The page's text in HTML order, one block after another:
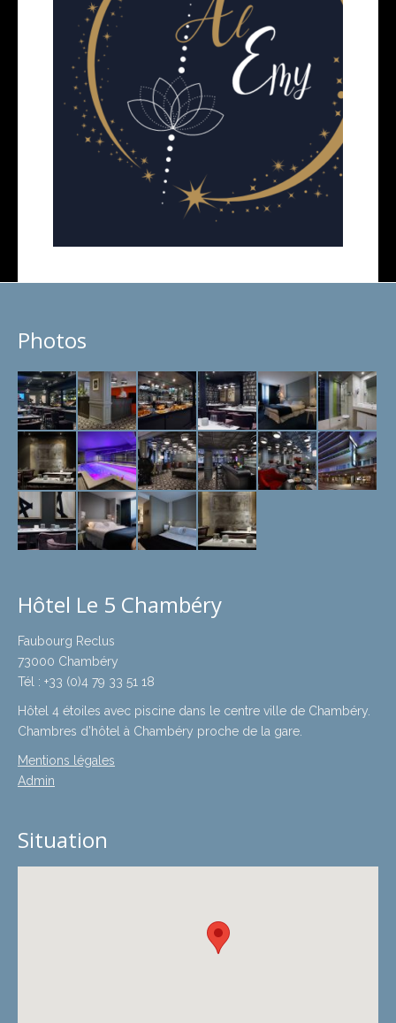
Photos
Hôtel Le 5 Chambéry
Faubourg Reclus
73000 Chambéry
Tél : +33 (0)4 79 33 51 18
Hôtel 4 étoiles avec piscine dans le centre ville de Chambéry.
Chambres d’hôtel à Chambéry proche de la gare.
Mentions légales
Admin
Situation